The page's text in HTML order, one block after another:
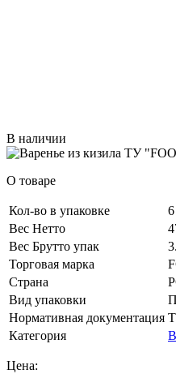
В наличии
О товаре
Кол-во в упаковке
Вес Нетто
Вес Брутто упак
Торговая марка
Страна
Вид упаковки
Нормативная документация
Категория
Цена: